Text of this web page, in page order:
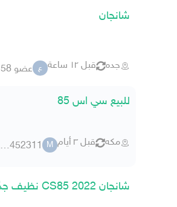
شانجان
جده قبل ١٢ ساعة ع
للبيع سي اس 85
مكه قبل ٣ أيام M
mas1452311
شانجان CS85 2022 نظيف جدًا للبيع بأعلى سوم